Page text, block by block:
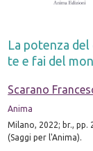
La potenza
te e fai del
Scarano
Anima
Milano, 2022; br., pp.
(Saggi per l'Anima).